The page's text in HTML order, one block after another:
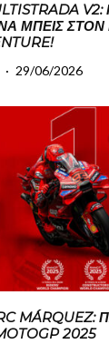
ΜΠΕΙΣ
· 29/06/2026
MÁRQUEZ:
2025